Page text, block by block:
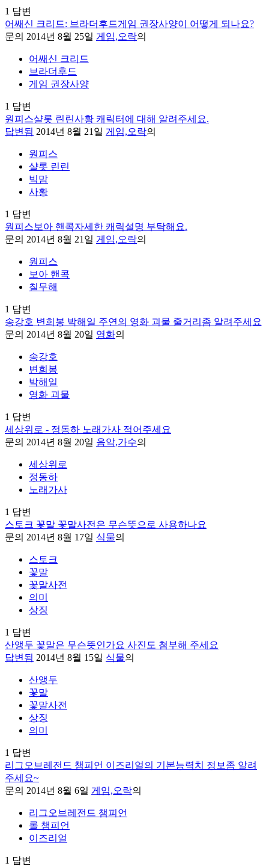
1 답변
어쌔신 크리드: 브라더후드게임 권장사양이 어떻게 되나요?
문의 2014년 8월 25일 게임,오락의
어쌔신 크리드
브라더후드
게임 권장사양
1 답변
원피스샬롯 린린사황 캐릭터에 대해 알려주세요.
답변됨 2014년 8월 21일 게임,오락의
원피스
샬롯 린린
빅맘
사황
1 답변
원피스보아 핸콕자세한 캐릭설명 부탁해요.
문의 2014년 8월 21일 게임,오락의
원피스
보아 핸콕
칠무해
1 답변
송강호 변희봉 박해일 주연의 영화 괴물 줄거리좀 알려주세요
문의 2014년 8월 20일 영화의
송강호
변희봉
박해일
영화 괴물
1 답변
세상위로 - 정동하 노래가사 적어주세요
문의 2014년 8월 20일 음악,가수의
세상위로
정동하
노래가사
1 답변
스토크 꽃말 꽃말사전은 무슨뜻으로 사용하나요
문의 2014년 8월 17일 식물의
스토크
꽃말
꽃말사전
의미
상징
1 답변
산앵두 꽃말은 무슨뜻인가요 사진도 첨부해 주세요
답변됨 2014년 8월 15일 식물의
산앵두
꽃말
꽃말사전
상징
의미
1 답변
리그오브레전드 챔피언 이즈리얼의 기본능력치 정보좀 알려
주세요~
문의 2014년 8월 6일 게임,오락의
리그오브레전드 챔피언
롤 챔피언
이즈리얼
1 답변